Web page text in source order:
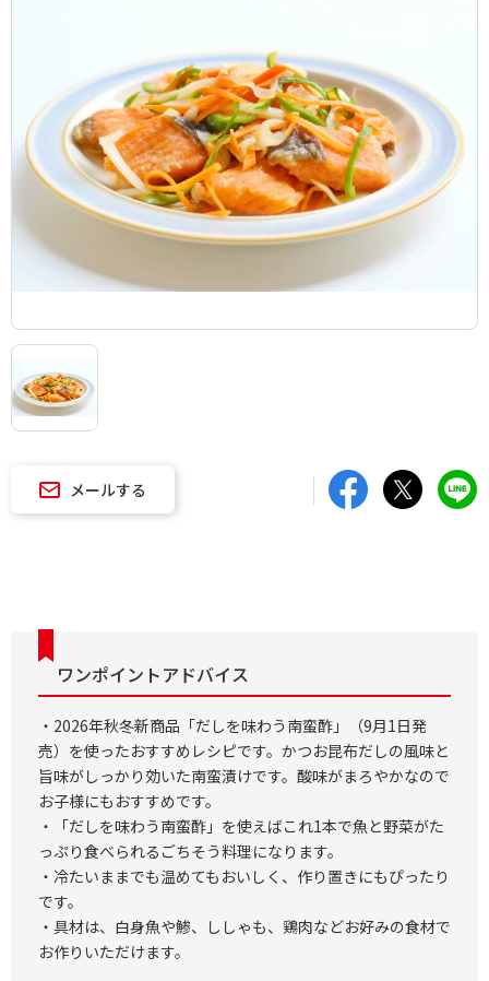
メールする
ワンポイントアドバイス
・2026年秋冬新商品「だしを味わう南蛮酢」（9月1日発
売）を使ったおすすめレシピです。かつお昆布だしの風味と
旨味がしっかり効いた南蛮漬けです。酸味がまろやかなので
お子様にもおすすめです。
・「だしを味わう南蛮酢」を使えばこれ1本で魚と野菜がた
っぷり食べられるごちそう料理になります。
・冷たいままでも温めてもおいしく、作り置きにもぴったり
です。
・具材は、白身魚や鯵、ししゃも、鶏肉などお好みの食材で
お作りいただけます。